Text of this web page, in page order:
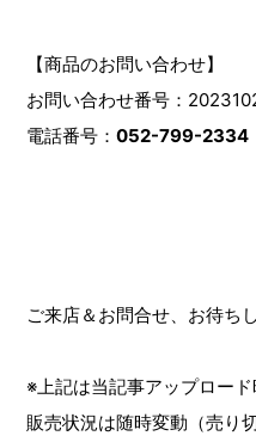
【商品のお問い合わせ】
お問い合わせ番号：
電話番号：052-799-2334
ご来店＆お問合せ、お待ち
※上記は当記事アップロード
販売状況は随時変動（売り